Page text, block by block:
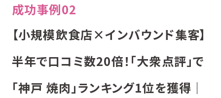
成功事例02
【小規模飲食店×インバウンド集客】
半年で口コミ数20倍！「大衆点評」で
「神戸 焼肉」ランキング1位を獲得 ｜